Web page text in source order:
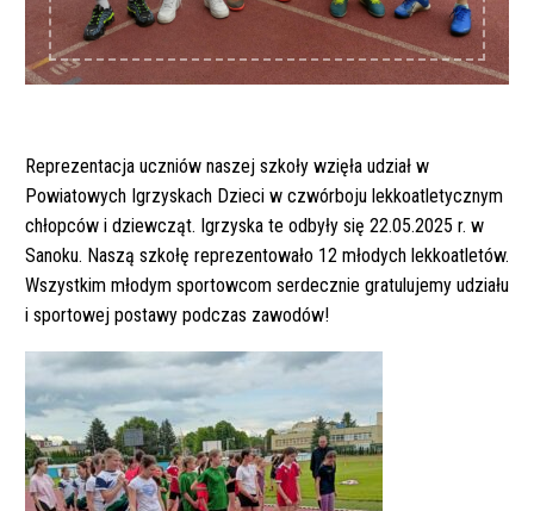
Reprezentacja uczniów naszej szkoły wzięła udział w
Powiatowych Igrzyskach Dzieci w czwórboju lekkoatletycznym
chłopców i dziewcząt. Igrzyska te odbyły się 22.05.2025 r. w
Sanoku. Naszą szkołę reprezentowało 12 młodych lekkoatletów.
Wszystkim młodym sportowcom serdecznie gratulujemy udziału
i sportowej postawy podczas zawodów!